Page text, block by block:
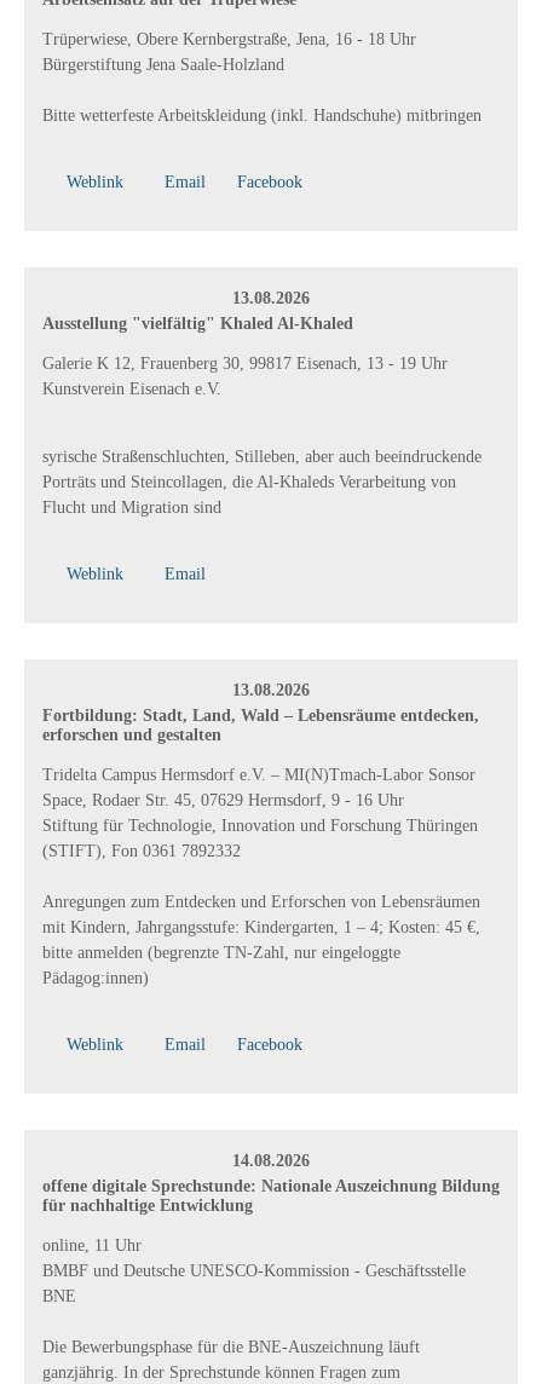
Trüperwiese, Obere Kernbergstraße, Jena, 16 - 18 Uhr
Bürgerstiftung Jena Saale-Holzland
Bitte wetterfeste Arbeitskleidung (inkl. Handschuhe) mitbringen
Weblink Email Facebook
13.08.2026
Ausstellung "vielfältig" Khaled Al-Khaled
Galerie K 12, Frauenberg 30, 99817 Eisenach, 13 - 19 Uhr
Kunstverein Eisenach e.V.
syrische Straßenschluchten, Stilleben, aber auch beeindruckende
Porträts und Steincollagen, die Al-Khaleds Verarbeitung von
Flucht und Migration sind
Weblink Email
13.08.2026
Fortbildung: Stadt, Land, Wald – Lebensräume entdecken,
erforschen und gestalten
Tridelta Campus Hermsdorf e.V. – MI(N)Tmach-Labor Sonsor
Space, Rodaer Str. 45, 07629 Hermsdorf, 9 - 16 Uhr
Stiftung für Technologie, Innovation und Forschung Thüringen
(STIFT), Fon 0361 7892332
Anregungen zum Entdecken und Erforschen von Lebensräumen
mit Kindern, Jahrgangsstufe: Kindergarten, 1 – 4; Kosten: 45 €,
bitte anmelden (begrenzte TN-Zahl, nur eingeloggte
Pädagog:innen)
Weblink Email Facebook
14.08.2026
offene digitale Sprechstunde: Nationale Auszeichnung Bildung
für nachhaltige Entwicklung
online, 11 Uhr
BMBF und Deutsche UNESCO-Kommission - Geschäftsstelle
BNE
Die Bewerbungsphase für die BNE-Auszeichnung läuft
ganzjährig. In der Sprechstunde können Fragen zum